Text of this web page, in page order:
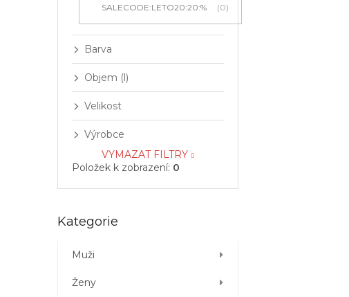
SALECODE:LETO20:20:% 0
Barva
Objem (l)
Velikost
Výrobce
VYMAZAT FILTRY
Položek k zobrazení: 0
Přeskočit
Kategorie
Muži
Ženy